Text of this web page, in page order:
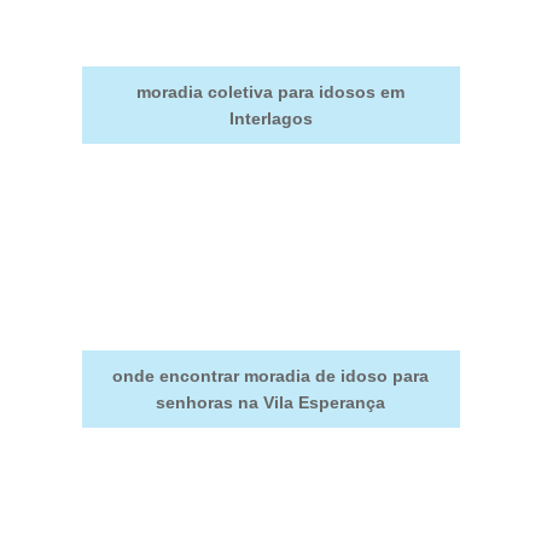
moradia coletiva para idosos em
Interlagos
onde encontrar moradia de idoso para
senhoras na Vila Esperança